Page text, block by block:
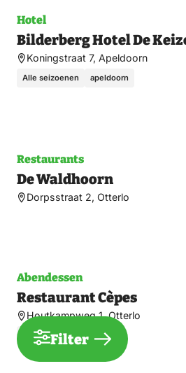
Hotel
Bilderberg Hotel De
Koningstraat 7, Apeldoorn
Alle seizoenen apeldoorn
Restaurants
De Waldhoorn
Dorpsstraat 2, Otterlo
Abendessen
Restaurant Cèpes
Houtkampweg 1, Otterlo
Alle seizoenen
Filter